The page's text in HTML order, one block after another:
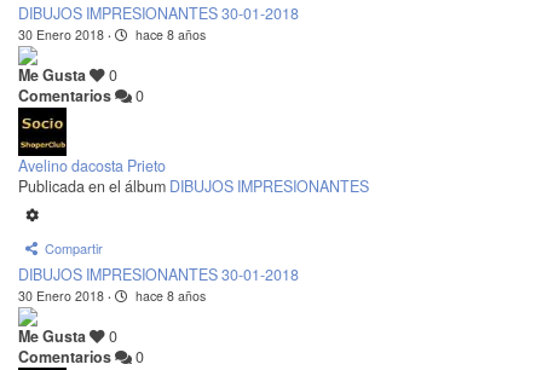
DIBUJOS IMPRESIONANTES 30-01-2018
30 Enero 2018 · hace 8 años
Me Gusta
0
Comentarios
0
Avelino dacosta Prieto
Publicada en el álbum DIBUJOS IMPRESIONANTES
Compartir
DIBUJOS IMPRESIONANTES 30-01-2018
30 Enero 2018 · hace 8 años
Me Gusta
0
Comentarios
0